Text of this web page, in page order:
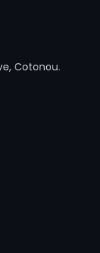
Cotonou.